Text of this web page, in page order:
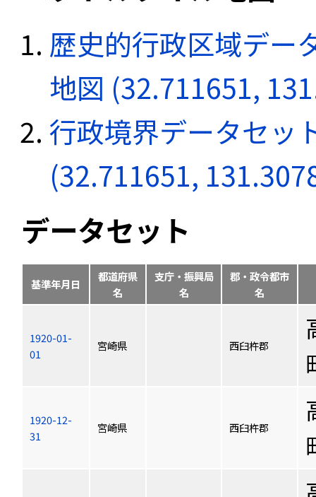
歴史的行政区域デー
地図 (32.711651,
行政境界データセッ
(32.711651,
データセット
基準年月日
都道府県
名
支庁・振興局
名
郡・政令都市
名
1920-01-
01
宮崎県 西臼杵郡
1920-12-
31
宮崎県 西臼杵郡